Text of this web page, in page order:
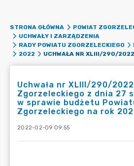
STRONA GŁÓWNA
POWIAT
UCHWAŁY I ZARZĄDZENIA
RADY POWIATU ZGORZELECKIEGO
2022
Uchwała nr XLIII/290/
Zgorzeleckiego z dnia 27
w sprawie budżetu
Zgorzeleckiego na rok
2022-02-09 09:55